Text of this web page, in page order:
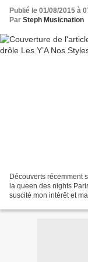
Publié le 01/08/2015 à
Par Steph Musicnation
Découverts récemment
la queen des nights
suscité mon intérêt et